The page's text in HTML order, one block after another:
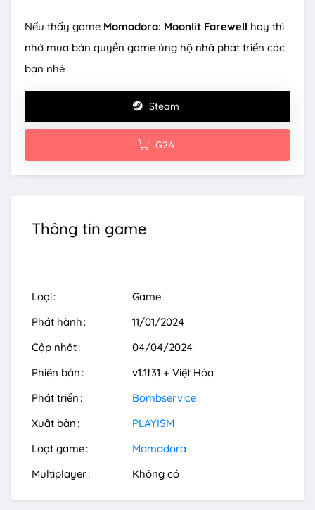
Nếu thấy game Momodora: Moonlit Farewell hay thì
nhớ mua bản quyền game ủng hộ nhà phát triển các
bạn nhé
Steam
G2A
Thông tin game
Loại
Game
Phát hành
11/01/2024
Cập nhật
04/04/2024
Phiên bản
v1.1f31 + Việt Hóa
Phát triển
Bombservice
Xuất bản
PLAYISM
Loạt game
Momodora
Multiplayer
Không có